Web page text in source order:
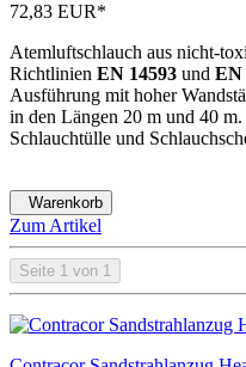
72,83 EUR*
Atemluftschlauch aus nicht-
Richtlinien EN 14593 und EN
Ausführung mit hoher
in den Längen 20 m und 40
Schlauchtülle und
Warenkorb
Zum Artikel
Seite 1 von 1